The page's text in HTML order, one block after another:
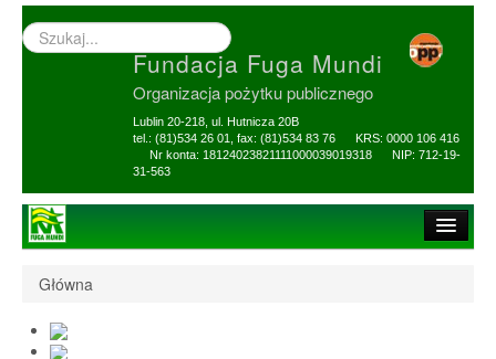
Wyszukiwarka
–
Fundacja Fuga Mundi
Organizacja pożytku publicznego
Lublin 20-218, ul. Hutnicza 20B
tel.: (81)534 26 01, fax: (81)534 83 76 KRS: 0000 106 416
Nr konta: 18124023821111000039019318 NIP: 712-19-
31-563
1,5% i darowizny
Główna